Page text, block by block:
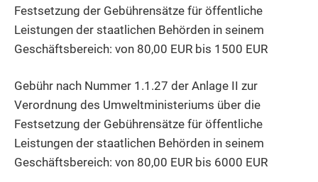
Festsetzung der Gebührensätze für öffentliche
Leistungen der staatlichen Behörden in seinem
Geschäftsbereich: von 80,00 EUR bis 1500 EUR
Gebühr nach Nummer 1.1.27 der Anlage II zur
Verordnung des Umweltministeriums über die
Festsetzung der Gebührensätze für öffentliche
Leistungen der staatlichen Behörden in seinem
Geschäftsbereich: von 80,00 EUR bis 6000 EUR